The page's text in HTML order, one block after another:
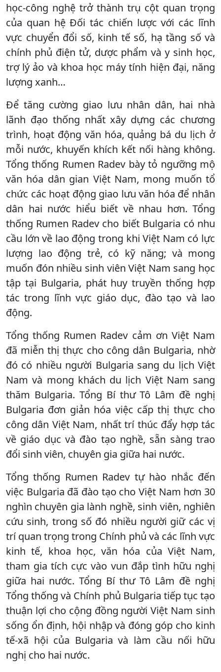
học-công nghệ trở thành trụ cột quan trọng
của quan hệ Đối tác chiến lược với các lĩnh
vực chuyển đổi số, kinh tế số, hạ tầng số và
chính phủ điện tử, dược phẩm và y sinh học,
trợ lý ảo và khoa học máy tính hiện đại, năng
lượng xanh…
Để tăng cường giao lưu nhân dân, hai nhà
lãnh đạo thống nhất xây dựng các chương
trình, hoạt động văn hóa, quảng bá du lịch ở
mỗi nước, khuyến khích kết nối hàng không.
Tổng thống Rumen Radev bày tỏ ngưỡng mộ
văn hóa dân gian Việt Nam, mong muốn tổ
chức các hoạt động giao lưu văn hóa để nhân
dân hai nước hiểu biết về nhau hơn. Tổng
thống Rumen Radev cho biết Bulgaria có nhu
cầu lớn về lao động trong khi Việt Nam có lực
lượng lao động trẻ, có kỹ năng; và mong
muốn đón nhiều sinh viên Việt Nam sang học
tập tại Bulgaria, phát huy truyền thống hợp
tác trong lĩnh vực giáo dục, đào tạo và lao
động.
Tổng thống Rumen Radev cảm ơn Việt Nam
đã miễn thị thực cho công dân Bulgaria, nhờ
đó có nhiều người Bulgaria sang du lịch Việt
Nam và mong khách du lịch Việt Nam sang
thăm Bulgaria. Tổng Bí thư Tô Lâm đề nghị
Bulgaria đơn giản hóa việc cấp thị thực cho
công dân Việt Nam, nhất trí thúc đẩy hợp tác
về giáo dục và đào tạo nghề, sẵn sàng trao
đổi sinh viên, chuyên gia giữa hai nước.
Tổng thống Rumen Radev tự hào nhắc đến
việc Bulgaria đã đào tạo cho Việt Nam hơn 30
nghìn chuyên gia lành nghề, sinh viên, nghiên
cứu sinh, trong số đó nhiều người giữ các vị
trí quan trọng trong Chính phủ và các lĩnh vực
kinh tế, khoa học, văn hóa của Việt Nam,
tham gia tích cực vào vun đắp tình hữu nghị
giữa hai nước. Tổng Bí thư Tô Lâm đề nghị
Tổng thống và Chính phủ Bulgaria tiếp tục tạo
thuận lợi cho cộng đồng người Việt Nam sinh
sống ổn định, hội nhập và đóng góp cho kinh
tế-xã hội của Bulgaria và làm cầu nối hữu
nghị cho hai nước.